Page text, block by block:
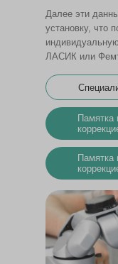
Далее эти
установку, что
ЛАСИК или
Памятка
Памятка